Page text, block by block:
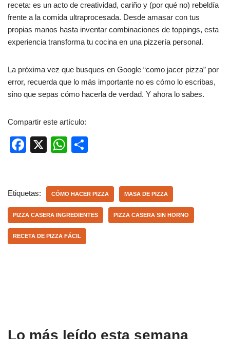
receta: es un acto de creatividad, cariño y (por qué no) rebeldía
frente a la comida ultraprocesada. Desde amasar con tus
propias manos hasta inventar combinaciones de toppings, esta
experiencia transforma tu cocina en una pizzería personal.
La próxima vez que busques en Google “como jacer pizza” por
error, recuerda que lo más importante no es cómo lo escribas,
sino que sepas cómo hacerla de verdad. Y ahora lo sabes.
Compartir este artículo:
F
e
b
o
o
X
W
s
A
p
p
p
ar
tir
Etiquetas: CÓMO HACER PIZZA MASA DE PIZZA
PIZZA CASERA INGREDIENTES PIZZA CASERA SIN HORNO
RECETA DE PIZZA FÁCIL
Lo más leído esta semana